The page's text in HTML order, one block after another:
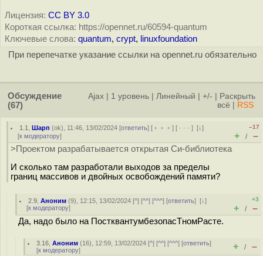
Лицензия: CC BY 3.0
Короткая ссылка: https://opennet.ru/60594-quantum
Ключевые слова: quantum, crypt, linuxfoundation
При перепечатке указание ссылки на opennet.ru обязательно
Обсуждение
(67)
Ajax 1 уровень Линейный +/-
Раскрыть
всё
RSS
1.1 ,Шарп (ok), 11:46, 13/02/2024 [ответить] [ ﹢﹢﹢] [ · · ·][↓]
[к модератору]
–17
+ / –
>Проектом разрабатывается открытая Си-библиотека
И сколько там разработали выходов за пределы
границ массивов и двойных освобождений памяти?
2.9 ,Аноним (9), 12:15, 13/02/2024 [^] [^^] [^^^] [ответить][↓]
[к модератору]
+3
+ / –
Да, надо было на ПостквантумбезопасТномРасте.
3.16 ,Аноним (16), 12:59, 13/02/2024 [^] [^^] [^^^] [ответить]
[к модератору] + / –